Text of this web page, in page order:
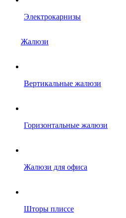
Электрокарнизы
Жалюзи
Вертикальные жалюзи
Горизонтальные жалюзи
Жалюзи для офиса
Шторы плиссе